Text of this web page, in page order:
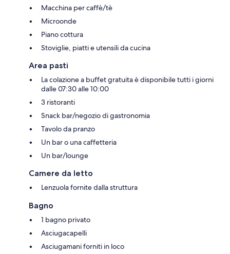
Macchina per caffè/tè
Microonde
Piano cottura
Stoviglie, piatti e utensili da cucina
Area pasti
La colazione a buffet gratuita è disponibile tutti i giorni
dalle 07:30 alle 10:00
3 ristoranti
Snack bar/negozio di gastronomia
Tavolo da pranzo
Un bar o una caffetteria
Un bar/lounge
Camere da letto
Lenzuola fornite dalla struttura
Bagno
1 bagno privato
Asciugacapelli
Asciugamani forniti in loco